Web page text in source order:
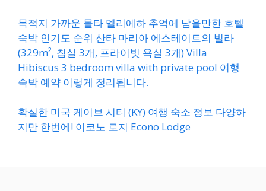
목적지 가까운 몰타 멜리에하 추억에 남을만한 호텔
숙박 인기도 순위 산타 마리아 에스테이트의 빌라
(329m², 침실 3개, 프라이빗 욕실 3개) Villa
Hibiscus 3 bedroom villa with private pool 여행
숙박 예약 이렇게 정리됩니다.
확실한 미국 케이브 시티 (KY) 여행 숙소 정보 다양하
지만 한번에! 이코노 로지 Econo Lodge